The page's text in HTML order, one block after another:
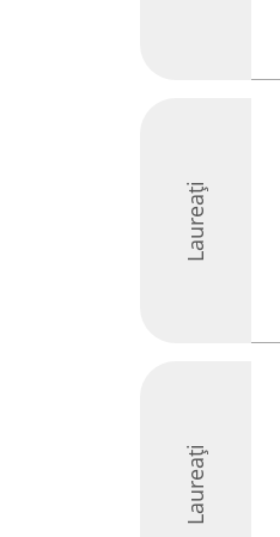
Laureați
Laureați